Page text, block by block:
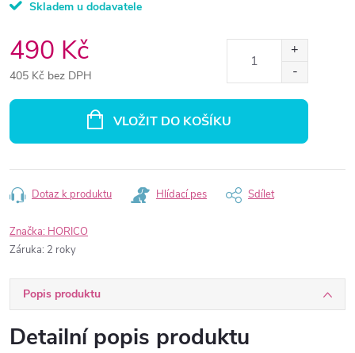
Skladem u dodavatele
490 Kč
405 Kč bez DPH
VLOŽIT DO KOŠÍKU
Dotaz k produktu Hlídací pes Sdílet
Značka: HORICO
Záruka: 2 roky
Popis produktu
Detailní popis produktu